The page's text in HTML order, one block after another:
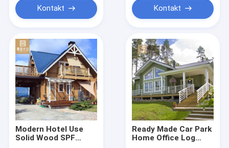
Modularer Boxhaus
Modulare Häuser aus Holz
Modulare Häuser mit Blockhütten
Modular gefertigte Häuser
Modulare Häuser im Tal
Container für die Toilette
ebene Flügelfensterfenster
Kontakt Kontakt
Modern Hotel Use
Solid Wood SPF
Ready Made Car Park
Home Office Log